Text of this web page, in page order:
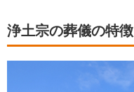
浄土宗の葬儀の特徴